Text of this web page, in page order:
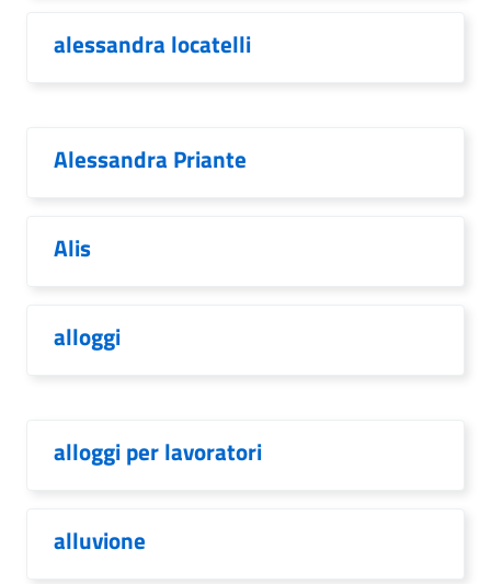
alessandra locatelli
Alessandra Priante
Alis
alloggi
alloggi per lavoratori
alluvione